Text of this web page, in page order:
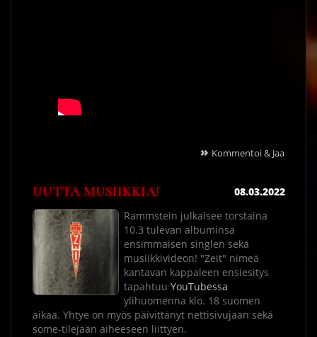
» Kommentoi & Jaa
UUTTA MUSIIKKIA!
08.03.2022
Rammstein julkaisee torstaina
10.3 tulevan albuminsa
ensimmäisen singlen sekä
musiikkivideon! "Zeit" nimeä
kantavan kappaleen ensiesitys
tapahtuu YouTubessa
ylihuomenna klo. 18 suomen
aikaa. Yhtye on myös päivittänyt nettisivujaan sekä
some-tilejään aiheeseen liittyen.